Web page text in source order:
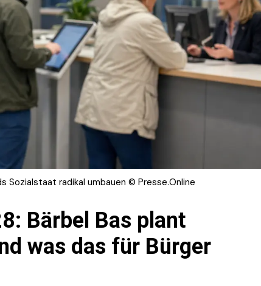
Sozialstaat radikal umbauen © Presse.Online
Bärbel Bas plant
was das für Bürger